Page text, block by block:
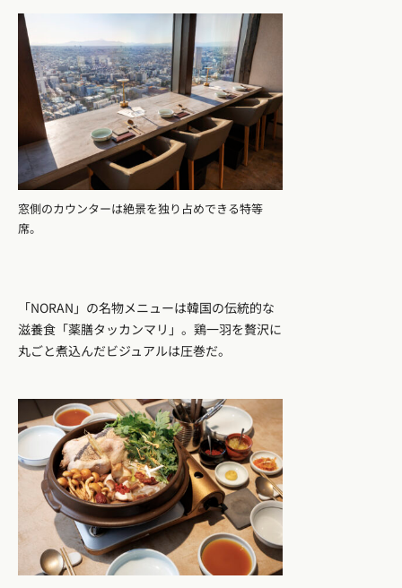
窓側のカウンターは絶景を独り占めできる特等
席。
「NORAN」の名物メニューは韓国の伝統的な
滋養食「薬膳タッカンマリ」。鶏一羽を贅沢に
丸ごと煮込んだビジュアルは圧巻だ。